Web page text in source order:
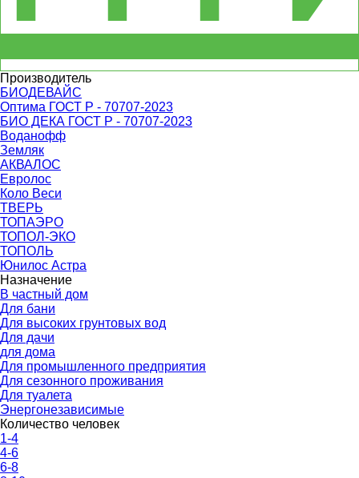
Производитель
БИОДЕВАЙС
Оптима ГОСТ Р - 70707-2023
БИО ДЕКА ГОСТ Р - 70707-2023
Воданофф
Земляк
АКВАЛОС
Евролос
Коло Веси
ТВЕРЬ
ТОПАЭРО
ТОПОЛ-ЭКО
ТОПОЛЬ
Юнилос Астра
Назначение
В частный дом
Для бани
Для высоких грунтовых вод
Для дачи
для дома
Для промышленного предприятия
Для сезонного проживания
Для туалета
Энергонезависимые
Количество человек
1-4
4-6
6-8